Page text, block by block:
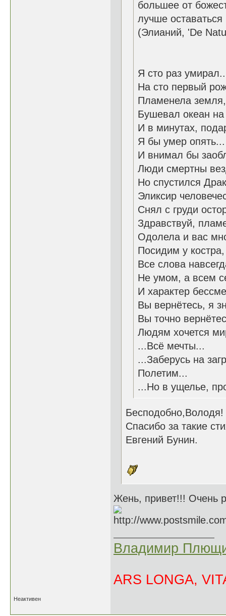
большее от
лучше
(Элианий, 'De
Я сто раз
На сто первый
Пламенела
Бушевал океан
И в минутах,
Я бы умер опять...
И внимал бы
Люди смертны
Но спустился
Эликсир
Снял с груди
Здравствуй,
Одолела и вас
Посидим у костра,
Все слова
Не умом, а всем
И характер
Вы вернётесь, я
Вы точно
Людям хочется
...Всё мечты...
...Заберусь на
Полетим...
...Но в ущелье,
Бесподобно,Володя!
Спасибо за такие
Евгений Бунин.
Жень, привет!!! Очень
Владимир
ARS LONGA,
Неактивен